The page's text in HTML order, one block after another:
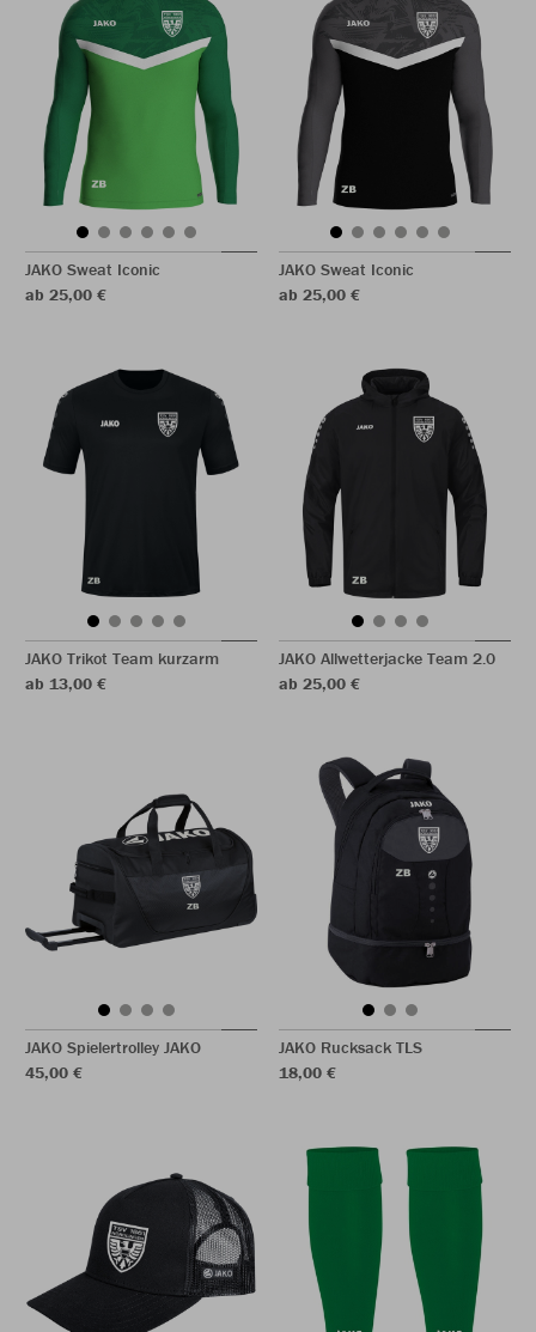
JAKO Sweat Iconic
ab 25,00 €
JAKO Sweat Iconic
ab 25,00 €
JAKO Trikot Team kurzarm
ab 13,00 €
JAKO Allwetterjacke Team 2.0
ab 25,00 €
JAKO Spielertrolley JAKO
45,00 €
JAKO Rucksack TLS
18,00 €